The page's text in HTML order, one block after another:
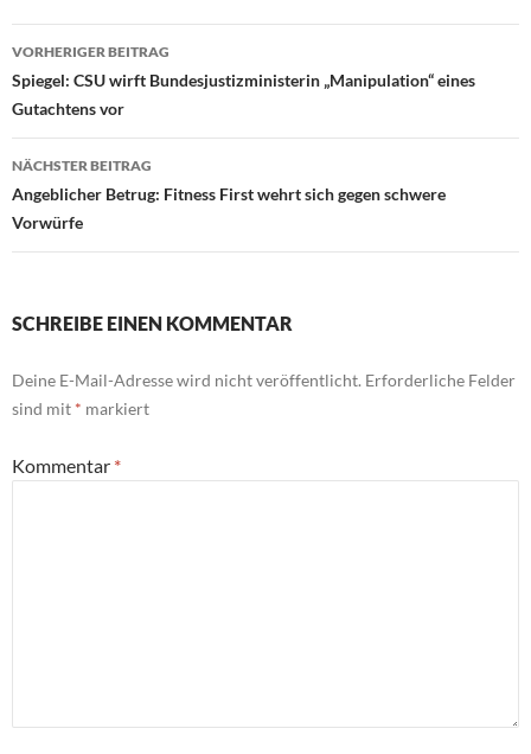
Beitragsnavigation
VORHERIGER BEITRAG
Spiegel: CSU wirft Bundesjustizministerin „Manipulation“ eines
Gutachtens vor
NÄCHSTER BEITRAG
Angeblicher Betrug: Fitness First wehrt sich gegen schwere
Vorwürfe
SCHREIBE EINEN KOMMENTAR
Deine E-Mail-Adresse wird nicht veröffentlicht. Erforderliche Felder
sind mit * markiert
Kommentar *